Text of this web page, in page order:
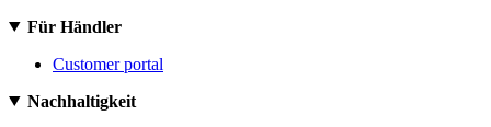
Für Händler
Customer portal
Nachhaltigkeit